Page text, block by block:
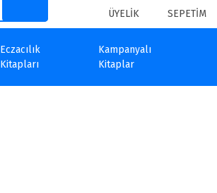
ÜYELİK SEPETİM
Eczacılık
Kitapları
Kampanyalı
Kitaplar